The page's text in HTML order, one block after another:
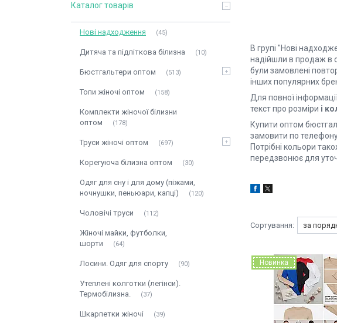
В групі "Нові
надійшли в продаж в
були замовлені
інших популярних
Для повної
текст про розміри і
Купити оптом
замовити по
Потрібні кольори
передзвонює для
Новинка
Каталог товарів
Нові надходження 45
Дитяча та підліткова білизна 10
Бюстгальтери оптом 513
Топи жіночі оптом 158
Комплекти жіночої білизни
оптом
178
Труси жіночі оптом 697
Корегуюча білизна оптом 30
Одяг для сну і для дому (піжами,
ночнушки, пеньюари, капці)
120
Чоловічі труси 112
Жіночі майки, футболки,
шорти
64
Лосини. Одяг для спорту 90
Утеплені колготки (легінси).
Термобілизна.
37
Шкарпетки жіночі 39